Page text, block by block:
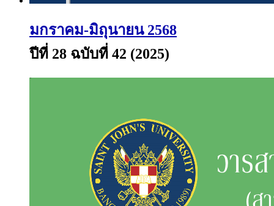
มกราคม-มิถุนายน 2568
ปีที่ 28 ฉบับที่ 42 (2025)